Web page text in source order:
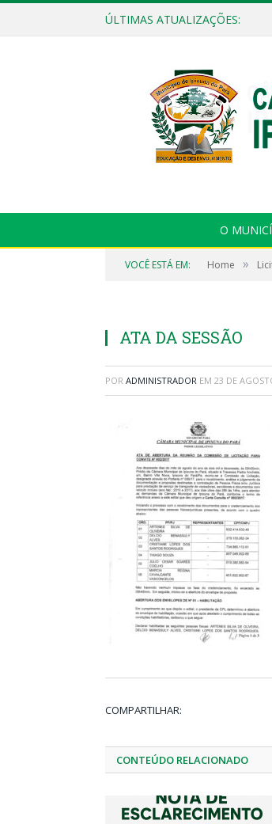
ÚLTIMAS ATUALIZAÇÕES:
O
VOCÊ ESTÁ EM: Home »
ATA DA SESSÃO
POR ADMINISTRADOR EM 23 DE
COMPARTILHAR:
CONTEÚDO RELACIONADO